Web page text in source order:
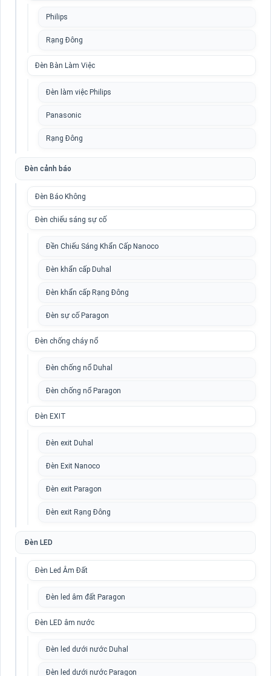
Philips
Rạng Đông
Đèn Bàn Làm Việc
Đèn làm việc Philips
Panasonic
Rạng Đông
Đèn cảnh báo
Đèn Báo Không
Đèn chiếu sáng sự cố
Đền Chiếu Sáng Khẩn Cấp Nanoco
Đèn khẩn cấp Duhal
Đèn khẩn cấp Rạng Đông
Đèn sự cố Paragon
Đèn chống cháy nổ
Đèn chống nổ Duhal
Đèn chống nổ Paragon
Đèn EXIT
Đèn exit Duhal
Đèn Exit Nanoco
Đèn exit Paragon
Đèn exit Rạng Đông
Đèn LED
Đèn Led Âm Đất
Đèn led âm đất Paragon
Đèn LED âm nước
Đèn led dưới nước Duhal
Đèn led dưới nước Paragon